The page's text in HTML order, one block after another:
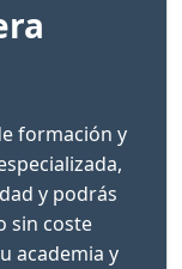
formación y
y podrás
sin coste
academia y